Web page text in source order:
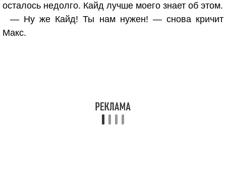
осталось недолго. Кайд лучше моего знает об этом.
— Ну же Кайд! Ты нам нужен! — снова кричит
Макс.